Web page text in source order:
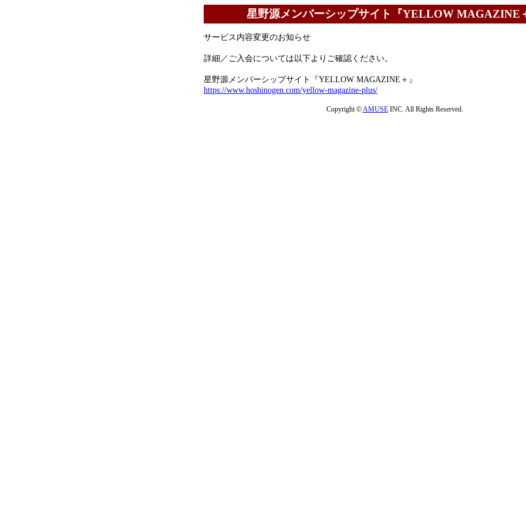
星野源メンバーシップサイト『YELLOW MAGAZINE
サービス内容変更のお知らせ
詳細／ご入会については以下よりご確認ください。
星野源メンバーシップサイト『YELLOW MAGAZINE＋』
https://www.hoshinogen.com/yellow-magazine-plus/
Copyright © AMUSEINC. All Rights Reserved.